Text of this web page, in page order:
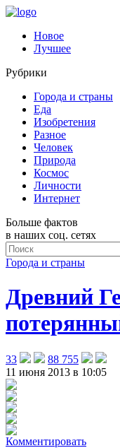
Новое
Лучшее
Рубрики
Города и страны
Еда
Изобретения
Разное
Человек
Природа
Космос
Личности
Интернет
Больше фактов
в наших соц. сетях
Города и страны
Древний
33
88 755
11 июня 2013 в 10:05
Комментировать